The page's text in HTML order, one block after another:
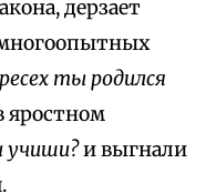
дерзает
ты родился
яростном
учиши?и выгнали